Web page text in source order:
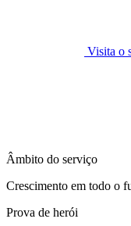
Visita o
Âmbito do serviço
Crescimento em todo o
Prova de herói